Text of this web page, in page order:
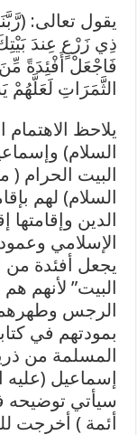
يقول تعالى:
ذِي زَرْعٍ عِندَ
فَاجْعَلْ أَفْئِدَةً
الثَّمَرَاتِ لَعَلَّهُمْ
يلاحظ الاهتمام
السلام)
البيت الحرام (
السلام) لهم
الدين
الإسلامي
يجعل أفئدة من
البيت” لأنهم
الرجس وطهرهم
بمودتهم في
المسلمة من
إسماعيل (عليه
سيأتي توضيحه
أئمة ) أخرجت